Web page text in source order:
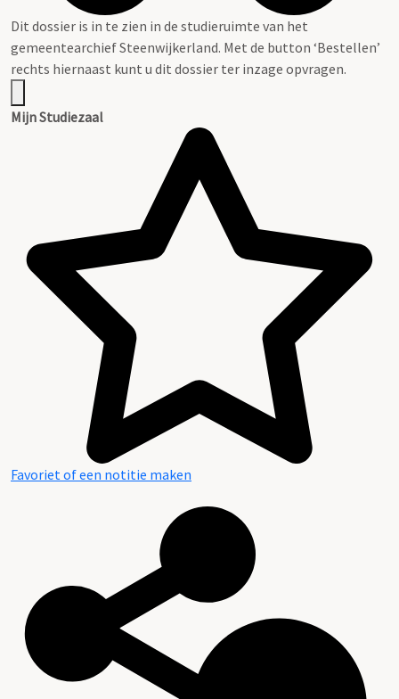
Dit dossier is in te zien in de studieruimte van het
gemeentearchief Steenwijkerland. Met de button ‘Bestellen’
rechts hiernaast kunt u dit dossier ter inzage opvragen.
Mijn Studiezaal
Favoriet of een notitie maken